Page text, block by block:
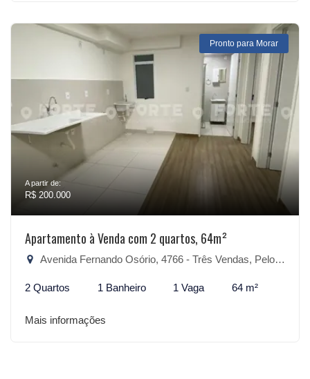
Pronto para Morar
A partir de:
R$ 200.000
Apartamento à Venda com 2 quartos, 64m²
Avenida Fernando Osório, 4766 - Três Vendas, Pelotas-RS
2 Quartos 1 Banheiro 1 Vaga 64 m²
Mais informações